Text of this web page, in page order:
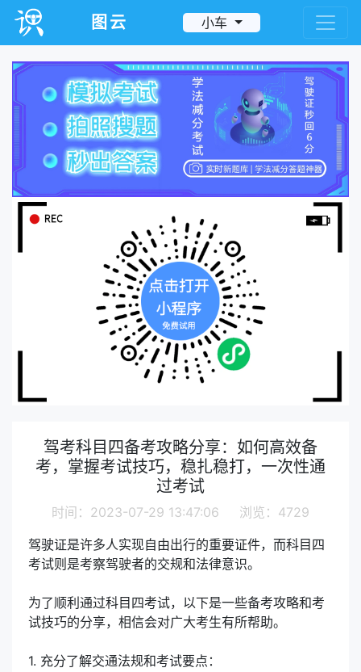
图云 小车
驾考科目四备考攻略分享：如何高效备
考，掌握考试技巧，稳扎稳打，一次性通
过考试
时间：2023-07-29 13:47:06 浏览：4729
驾驶证是许多人实现自由出行的重要证件，而科目四
考试则是考察驾驶者的交规和法律意识。
为了顺利通过科目四考试，以下是一些备考攻略和考
试技巧的分享，相信会对广大考生有所帮助。
1. 充分了解交通法规和考试要点：